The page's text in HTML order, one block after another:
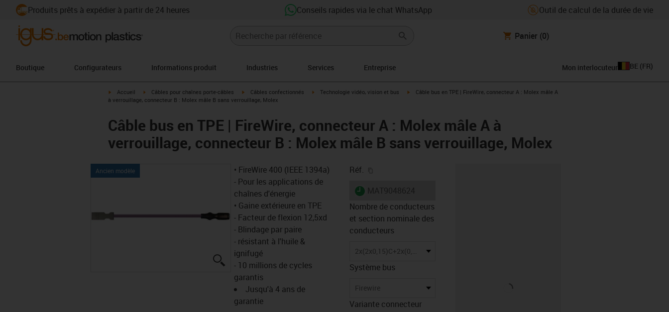
Produits prêts à expédier à partir de 24 heures Conseils rapides via le chat WhatsApp Outil de calcul de la durée de vie
Panier (0)
Boutique Configurateurs Informations produit Industries Services Entreprise Mon interlocuteur BE (FR)
igus-icon-arrow-right
Accueil igus-icon-arrow-right
Câbles pour chaînes porte-câbles igus-icon-arrow-right
Câbles confectionnés igus-icon-arrow-right
Technologie vidéo, vision et bus igus-icon-arrow-right
Câble bus en TPE | FireWire, connecteur A : Molex mâle A
à verrouillage, connecteur B : Molex mâle B sans verrouillage, Molex
Câble bus en TPE | FireWire, connecteur A : Molex mâle A à
verrouillage, connecteur B : Molex mâle B sans verrouillage, Molex
Ancien modèle
igus-icon-lupe
• FireWire 400 (IEEE 1394a)
- Pour les applications de
chaînes d'énergie
• Gaine extérieure en TPE
- Facteur de flexion 12,5xd
- Blindage par paire
- résistant à l'huile &
ignifugé
- 10 millions de cycles
garantis
Jusqu'à 4 ans de
garantie
Réf.
igus-icon-lieferzeit
Nombre de conducteurs
et section nominale des
conducteurs
2x(2x0,15)C+2x(0,34)C
Système bus
Firewire
Variante connecteur